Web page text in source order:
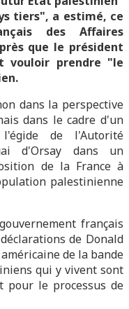
tiers", a estimé, ce
des Affaires
que le président
vouloir prendre "le
dans la perspective
dans le cadre d'un
de l'Autorité
d'Orsay dans un
de la France à
palestinienne
français
de Donald
de la bande
qui y vivent sont
pour le processus de